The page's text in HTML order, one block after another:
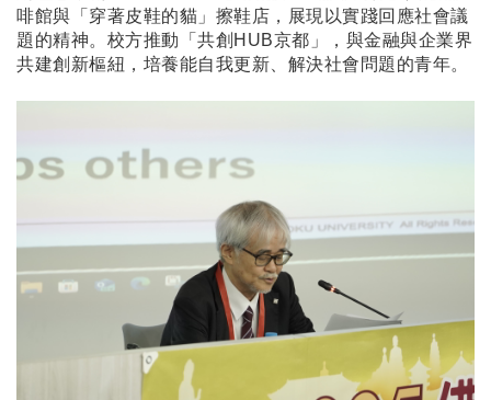
啡館與「穿著皮鞋的貓」擦鞋店，展現以實踐回應社會議
題的精神。校方推動「共創HUB京都」，與金融與企業界
共建創新樞紐，培養能自我更新、解決社會問題的青年。